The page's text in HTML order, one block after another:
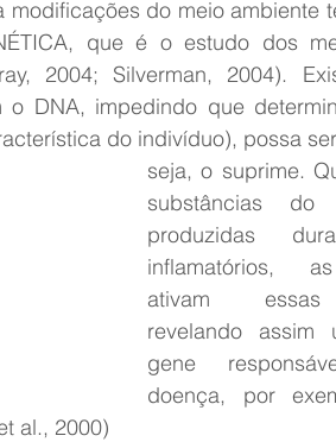
do meio ambiente
que é o estudo dos
2004; Silverman, 2004).
o DNA, impedindo que
do indivíduo), possa
seja, o suprime.
substâncias do
produzidas
inflamatórios,
ativam essas
revelando
gene
doença, por
al., 2000)